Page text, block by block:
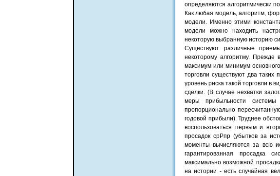
определяются алгоритмически
Как любая модель, алгоритм,
модели. Именно этими
модели можно находить
некоторую выбранную историю
Существуют различные
некоторому алгоритму. Прежде
максимум или минимум
торговли существуют два
уровень риска такой торговли в
сделки. (В случае нехватки
меры прибыльности
пропорционально
годовой прибыли). Труднее
воспользоваться первым и
просадок срРпр (убытков за
моменты вычисляются за всю
гарантированная просадка
максимально возможной
на истории - есть случайная